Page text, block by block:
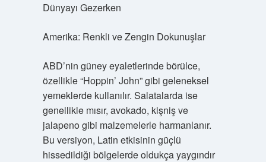
Dünyayı Gezerken
Amerika: Renkli ve Zengin Dokunuşlar
ABD’nin güney eyaletlerinde börülce,
özellikle “Hoppin’ John” gibi geleneksel
yemeklerde kullanılır. Salatalarda ise
genellikle mısır, avokado, kişniş ve
jalapeno gibi malzemelerle harmanlanır.
Bu versiyon, Latin etkisinin güçlü
hissedildiği bölgelerde oldukça yaygındır